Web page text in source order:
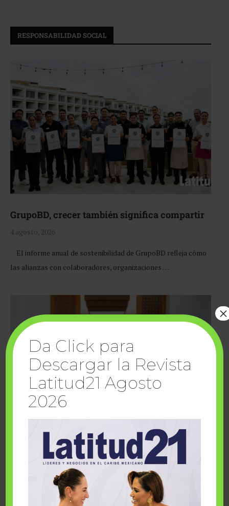
RESPONSABILIDAD SOCIAL
GrupoBD, crecer también significa compartir
4 agosto, 2026
El informe anual de sostenibilidad de GrupoBD refleja cómo
las alianzas con colaboradores, organizaciones …
Cuando la solidaridad inspira; cumplen
sueños Fairmont Mayakoba y Make-A-Wish
Da Click para
Descargar la Revista
Latitud21 Agosto
2026
×